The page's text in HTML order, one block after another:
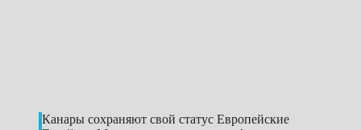
Канары сохраняют свой статус Европейские